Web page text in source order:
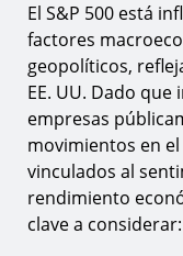
El S&P 500 está
factores
geopolíticos,
EE. UU. Dado que
empresas
movimientos en
vinculados al
rendimiento
clave a considerar: